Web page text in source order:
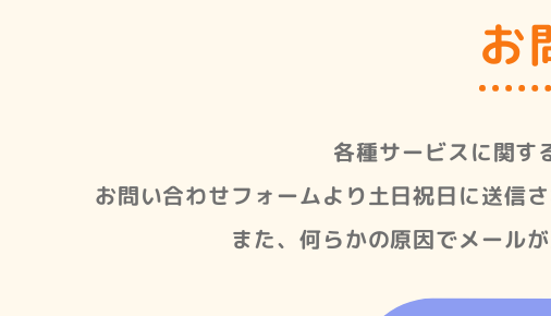
お
各種サービスに関す
お問い合わせフォームより土日祝日に送信
また、何らかの原因でメール